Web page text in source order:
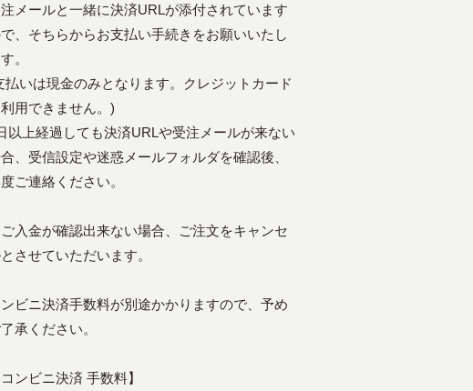
メールと一緒に決済URLが添付されています
、そちらからお支払い手続きをお願いいたし
。
払いは現金のみとなります。クレジットカード
用できません。)
以上経過しても決済URLや受注メールが来ない
、受信設定や迷惑メールフォルダを確認後、
ご連絡ください。
入金が確認出来ない場合、ご注文をキャンセ
させていただいます。
ンビニ決済手数料が別途かかりますので、予め
承ください。
コンビニ決済 手数料】